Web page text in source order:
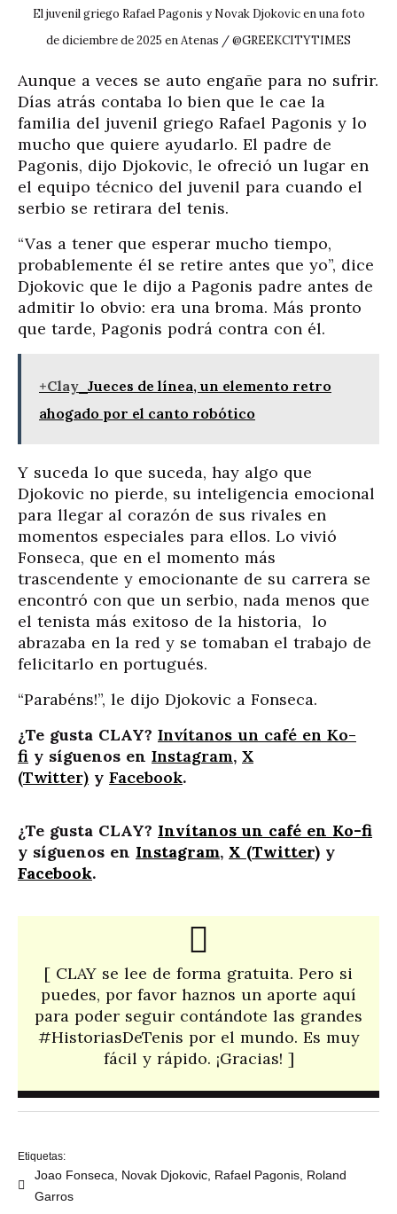
El juvenil griego Rafael Pagonis y Novak Djokovic en una foto
de diciembre de 2025 en Atenas / @GREEKCITYTIMES
Aunque a veces se auto engañe para no sufrir.
Días atrás contaba lo bien que le cae la
familia del juvenil griego Rafael Pagonis y lo
mucho que quiere ayudarlo. El padre de
Pagonis, dijo Djokovic, le ofreció un lugar en
el equipo técnico del juvenil para cuando el
serbio se retirara del tenis.
“Vas a tener que esperar mucho tiempo,
probablemente él se retire antes que yo”, dice
Djokovic que le dijo a Pagonis padre antes de
admitir lo obvio: era una broma. Más pronto
que tarde, Pagonis podrá contra con él.
+Clay Jueces de línea, un elemento retro
ahogado por el canto robótico
Y suceda lo que suceda, hay algo que
Djokovic no pierde, su inteligencia emocional
para llegar al corazón de sus rivales en
momentos especiales para ellos. Lo vivió
Fonseca, que en el momento más
trascendente y emocionante de su carrera se
encontró con que un serbio, nada menos que
el tenista más exitoso de la historia, lo
abrazaba en la red y se tomaban el trabajo de
felicitarlo en portugués.
“Parabéns!”, le dijo Djokovic a Fonseca.
¿Te gusta CLAY? Invítanos un café en Ko-
fi y síguenos en Instagram, X
(Twitter) y Facebook.
¿Te gusta CLAY? Invítanos un café en Ko-fi
y síguenos en Instagram, X (Twitter) y
Facebook.
[ CLAY se lee de forma gratuita. Pero si
puedes, por favor haznos un aporte aquí
para poder seguir contándote las grandes
#HistoriasDeTenis por el mundo. Es muy
fácil y rápido. ¡Gracias! ]​
Etiquetas:
Joao Fonseca Novak Djokovic Rafael Pagonis Roland
Garros